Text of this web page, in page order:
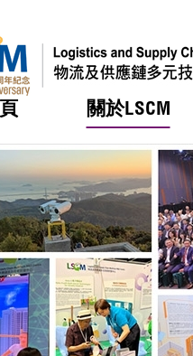
（按回車鍵）
關於LSCM